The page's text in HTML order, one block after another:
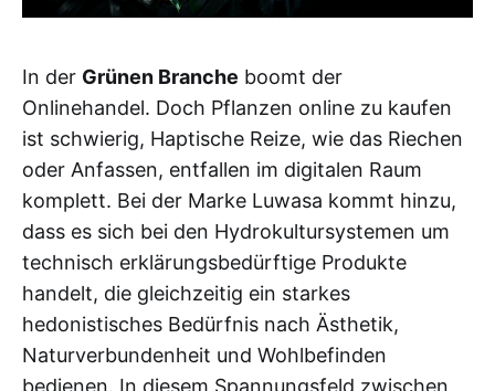
In der Grünen Branche boomt der
Onlinehandel. Doch Pflanzen online zu kaufen
ist schwierig, Haptische Reize, wie das Riechen
oder Anfassen, entfallen im digitalen Raum
komplett. Bei der Marke Luwasa kommt hinzu,
dass es sich bei den Hydrokultursystemen um
technisch erklärungsbedürftige Produkte
handelt, die gleichzeitig ein starkes
hedonistisches Bedürfnis nach Ästhetik,
Naturverbundenheit und Wohlbefinden
bedienen. In diesem Spannungsfeld zwischen